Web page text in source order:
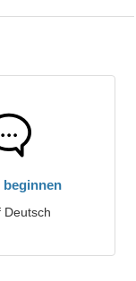
beginnen
Deutsch